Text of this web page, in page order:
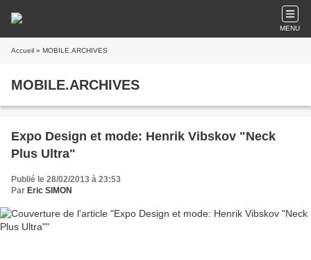
MENU
Accueil » MOBILE.ARCHIVES
MOBILE.ARCHIVES
Expo Design et mode: Henrik Vibskov "Neck
Plus Ultra"
Publié le 28/02/2013 à 23:53
Par Eric SIMON